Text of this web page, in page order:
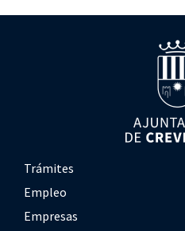
Trámites
Empleo
Empresas